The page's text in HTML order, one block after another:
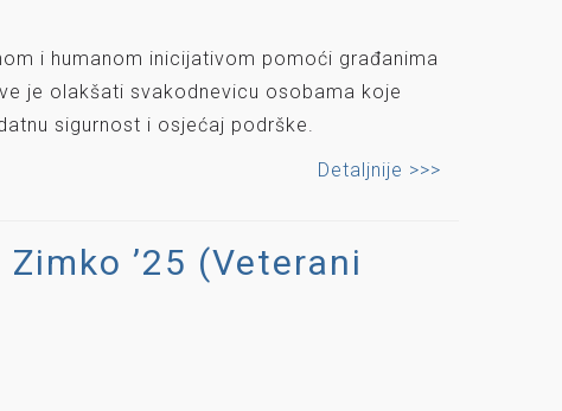
i humanom inicijativom pomoći građanima
je olakšati svakodnevicu osobama koje
sigurnost i osjećaj podrške.
Detaljnije >>>
’25 (Veterani